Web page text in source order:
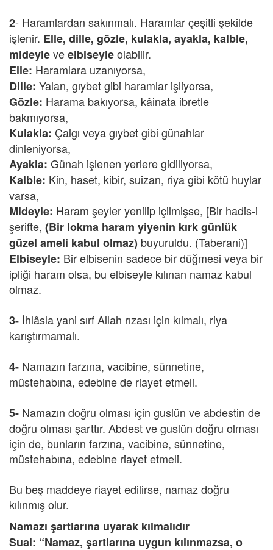
2- Haramlardan sakınmalı. Haramlar çeşitli şekilde
işlenir. Elle, dille, gözle, kulakla, ayakla, kalble,
mideyleveelbiseyleolabilir.
Elle: Haramlara uzanıyorsa,
Dille: Yalan, gıybet gibi haramlar işliyorsa,
Gözle: Harama bakıyorsa, kâinata ibretle
bakmıyorsa,
Kulakla: Çalgı veya gıybet gibi günahlar
dinleniyorsa,
Ayakla: Günah işlenen yerlere gidiliyorsa,
Kalble: Kin, haset, kibir, suizan, riya gibi kötü huylar
varsa,
Mideyle: Haram şeyler yenilip içilmişse, [Bir hadis-i
şerifte, (Bir lokma haram yiyenin kırk günlük
güzel ameli kabul olmaz) buyuruldu. (Taberani)]
Elbiseyle: Bir elbisenin sadece bir düğmesi veya bir
ipliği haram olsa, bu elbiseyle kılınan namaz kabul
olmaz.
3- İhlâsla yani sırf Allah rızası için kılmalı, riya
karıştırmamalı.
4- Namazın farzına, vacibine, sünnetine,
müstehabına, edebine de riayet etmeli.
5- Namazın doğru olması için guslün ve abdestin de
doğru olması şarttır. Abdest ve guslün doğru olması
için de, bunların farzına, vacibine, sünnetine,
müstehabına, edebine riayet etmeli.
Bu beş maddeye riayet edilirse, namaz doğru
kılınmış olur.
Namazı şartlarına uyarak kılmalıdır
Sual: “Namaz, şartlarına uygun kılınmazsa, o